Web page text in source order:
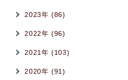
2023年 (86)
2022年 (96)
2021年 (103)
2020年 (91)